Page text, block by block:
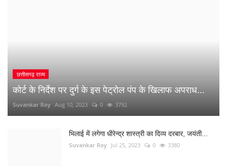
छत्तीसगढ़ राज्य
कोर्ट के निर्देश पर दुर्ग के इस पेट्रोल पंप के खिलाफ अपराध...
Suvankar Roy Aug 10, 2023 0 3792
भिलाई में लगेगा धीरेन्द्र शास्त्री का दिव्य दरबार, जयंती...
Suvankar Roy Jul 25, 2023 0 3380